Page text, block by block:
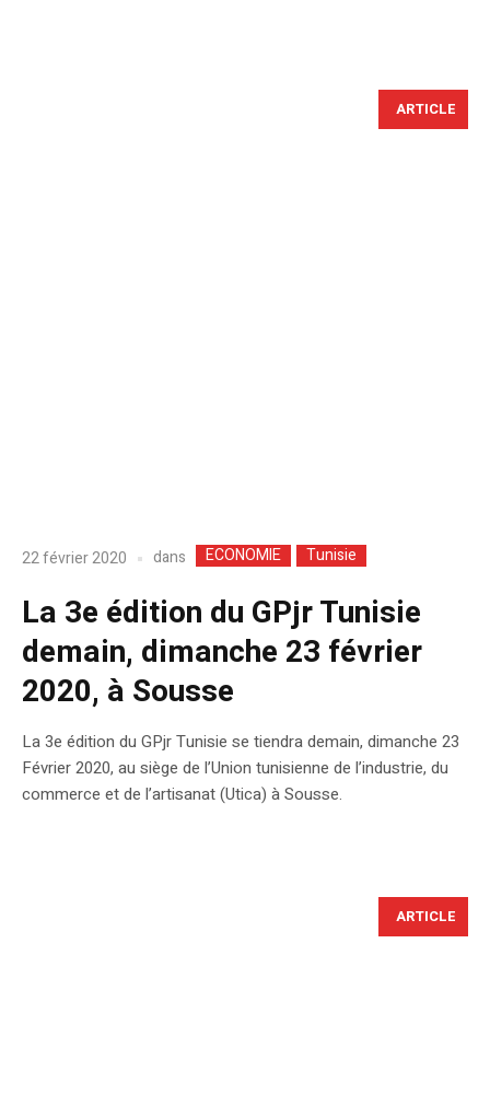
ARTICLE
22 février 2020 dans ECONOMIE Tunisie
La 3e édition du GPjr Tunisie
demain, dimanche 23 février
2020, à Sousse
La 3e édition du GPjr Tunisie se tiendra demain, dimanche 23
Février 2020, au siège de l’Union tunisienne de l’industrie, du
commerce et de l’artisanat (Utica) à Sousse.
ARTICLE